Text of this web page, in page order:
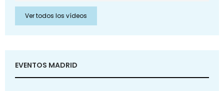
Ver todos los vídeos
EVENTOS MADRID